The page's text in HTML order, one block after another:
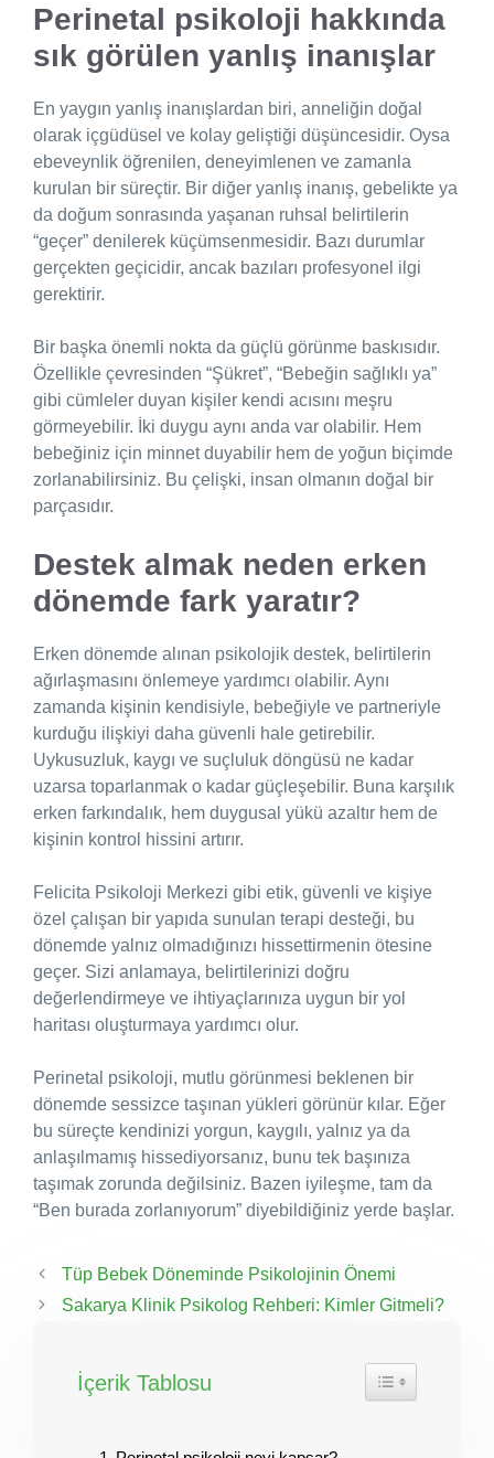
Perinetal psikoloji hakkında
sık görülen yanlış inanışlar
En yaygın yanlış inanışlardan biri, anneliğin doğal
olarak içgüdüsel ve kolay geliştiği düşüncesidir. Oysa
ebeveynlik öğrenilen, deneyimlenen ve zamanla
kurulan bir süreçtir. Bir diğer yanlış inanış, gebelikte ya
da doğum sonrasında yaşanan ruhsal belirtilerin
“geçer” denilerek küçümsenmesidir. Bazı durumlar
gerçekten geçicidir, ancak bazıları profesyonel ilgi
gerektirir.
Bir başka önemli nokta da güçlü görünme baskısıdır.
Özellikle çevresinden “Şükret”, “Bebeğin sağlıklı ya”
gibi cümleler duyan kişiler kendi acısını meşru
görmeyebilir. İki duygu aynı anda var olabilir. Hem
bebeğiniz için minnet duyabilir hem de yoğun biçimde
zorlanabilirsiniz. Bu çelişki, insan olmanın doğal bir
parçasıdır.
Destek almak neden erken
dönemde fark yaratır?
Erken dönemde alınan psikolojik destek, belirtilerin
ağırlaşmasını önlemeye yardımcı olabilir. Aynı
zamanda kişinin kendisiyle, bebeğiyle ve partneriyle
kurduğu ilişkiyi daha güvenli hale getirebilir.
Uykusuzluk, kaygı ve suçluluk döngüsü ne kadar
uzarsa toparlanmak o kadar güçleşebilir. Buna karşılık
erken farkındalık, hem duygusal yükü azaltır hem de
kişinin kontrol hissini artırır.
Felicita Psikoloji Merkezi gibi etik, güvenli ve kişiye
özel çalışan bir yapıda sunulan terapi desteği, bu
dönemde yalnız olmadığınızı hissettirmenin ötesine
geçer. Sizi anlamaya, belirtilerinizi doğru
değerlendirmeye ve ihtiyaçlarınıza uygun bir yol
haritası oluşturmaya yardımcı olur.
Perinetal psikoloji, mutlu görünmesi beklenen bir
dönemde sessizce taşınan yükleri görünür kılar. Eğer
bu süreçte kendinizi yorgun, kaygılı, yalnız ya da
anlaşılmamış hissediyorsanız, bunu tek başınıza
taşımak zorunda değilsiniz. Bazen iyileşme, tam da
“Ben burada zorlanıyorum” diyebildiğiniz yerde başlar.
Tüp Bebek Döneminde Psikolojinin Önemi
Sakarya Klinik Psikolog Rehberi: Kimler Gitmeli?
İçerik Tablosu